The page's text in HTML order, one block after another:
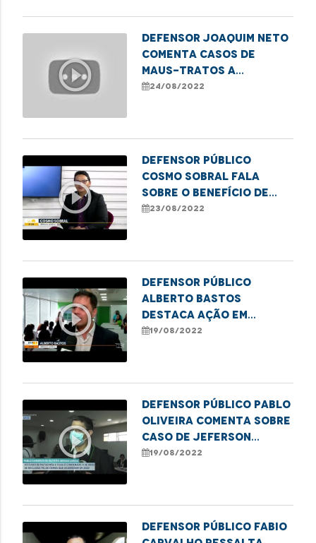
play_circle_outline
DEFENSOR JOAQUIM NETO
COMENTA CASOS DE
MAUS-TRATOS A
CRIANÇAS NO MARANHÃO
24/08/2022
play_circle_outline
Defensor Público
Cosmo Sobral fala
sobre o Benefício de
Prestação Continuada
23/08/2022
play_circle_outline
Defensor Público
Alberto Bastos
destaca ação em
escola pública que
combate à violência
19/08/2022
play_circle_outline
Defensor Público Pablo
Oliveira comenta sobre
caso de Jeferson
Serpa, condenado a 56
19/08/2022
Defensor Público Fabio